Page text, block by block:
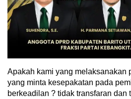
Apakah kami yang melaksanakan
yang minta kesepakatan pada
berkeadilan ? tidak transfaran dan